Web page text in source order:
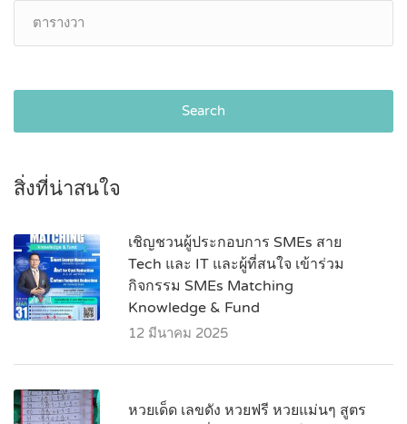
Search
สิ่งที่น่าสนใจ
เชิญชวนผู้ประกอบการ SMEs สาย
Tech และ IT และผู้ที่สนใจ เข้าร่วม
กิจกรรม SMEs Matching
Knowledge & Fund
12 มีนาคม 2025
หวยเด็ด เลขดัง หวยฟรี หวยแม่นๆ สูตร